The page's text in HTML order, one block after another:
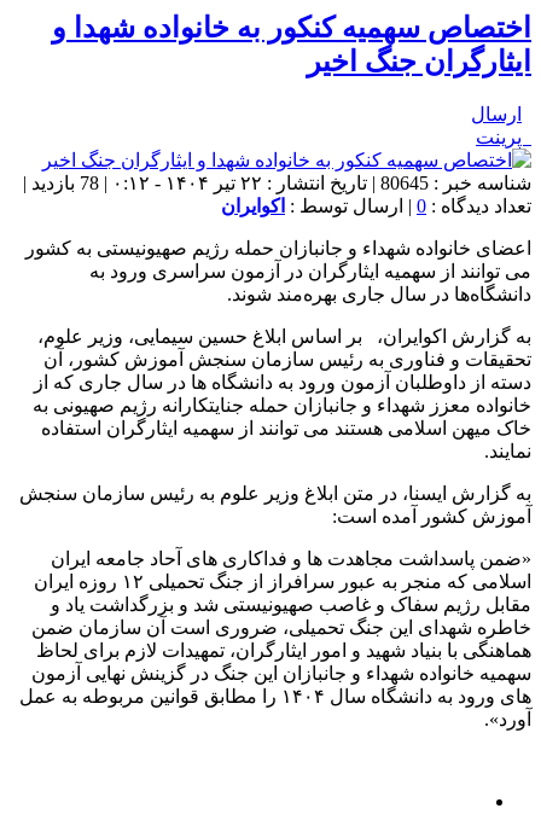
اختصاص سهمیه کنکور به خانواده شهدا و
ایثارگران جنگ اخیر
ارسال
پرینت
شناسه خبر : 80645 | تاریخ انتشار : ۲۲ تیر ۱۴۰۴ - ۰:۱۲ | 78 بازدید |
تعداد دیدگاه : 0 | ارسال توسط : اکوایران
اعضای خانواده شهداء و جانبازان حمله رژیم صهیونیستی به کشور
می توانند از سهمیه ایثارگران در آزمون سراسری ورود به
دانشگاه‌ها در سال جاری بهره‌مند شوند.
به گزارش اکوایران، بر اساس ابلاغ حسین سیمایی، وزیر علوم،
تحقیقات و فناوری به رئیس سازمان سنجش آموزش کشور، آن
دسته از داوطلبان آزمون ورود به دانشگاه ها در سال جاری که از
خانواده معزز شهداء و جانبازان حمله جنایتکارانه رژیم صهیونی به
خاک میهن اسلامی هستند می توانند از سهمیه ایثارگران استفاده
نمایند.
به گزارش ایسنا، در متن ابلاغ وزیر علوم به رئیس سازمان سنجش
آموزش کشور آمده است:
«ضمن پاسداشت مجاهدت ها و فداکاری های آحاد جامعه ایران
اسلامی که منجر به عبور سرافراز از جنگ تحمیلی ۱۲ روزه ایران
مقابل رژیم سفاک و غاصب صهیونیستی شد و بزرگداشت یاد و
خاطره شهدای این جنگ تحمیلی، ضروری است آن سازمان ضمن
هماهنگی با بنیاد شهید و امور ایثارگران، تمهیدات لازم برای لحاظ
سهمیه خانواده شهداء و جانبازان این جنگ در گزینش نهایی آزمون
های ورود به دانشگاه سال ۱۴۰۴ را مطابق قوانین مربوطه به عمل
آورد».